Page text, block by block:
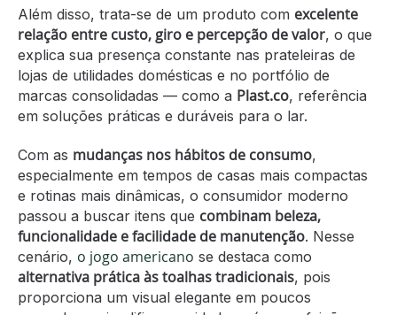
Além disso, trata-se de um produto com excelente
relação entre custo, giro e percepção de valor, o que
explica sua presença constante nas prateleiras de
lojas de utilidades domésticas e no portfólio de
marcas consolidadas — como a Plast.co, referência
em soluções práticas e duráveis para o lar.
Com as mudanças nos hábitos de consumo,
especialmente em tempos de casas mais compactas
e rotinas mais dinâmicas, o consumidor moderno
passou a buscar itens que combinam beleza,
funcionalidade e facilidade de manutenção. Nesse
cenário, o jogo americano se destaca como
alternativa prática às toalhas tradicionais, pois
proporciona um visual elegante em poucos